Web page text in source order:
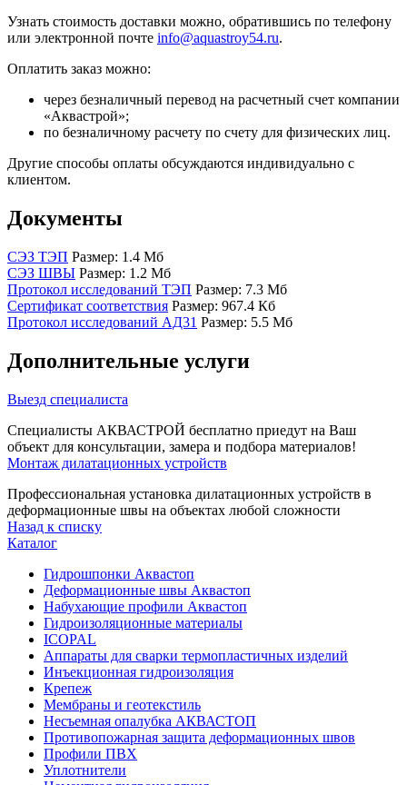
Узнать стоимость доставки можно, обратившись по телефону
или электронной почте info@aquastroy54.ru.
Оплатить заказ можно:
через безналичный перевод на расчетный счет компании
«Аквастрой»;
по безналичному расчету по счету для физических лиц.
Другие способы оплаты обсуждаются индивидуально с
клиентом.
Документы
СЭЗ ТЭП Размер: 1.4 Мб
СЭЗ ШВЫ Размер: 1.2 Мб
Протокол исследований ТЭП Размер: 7.3 Мб
Сертификат соответствия Размер: 967.4 Кб
Протокол исследований АД31 Размер: 5.5 Мб
Дополнительные услуги
Выезд специалиста
Специалисты АКВАСТРОЙ бесплатно приедут на Ваш
объект для консультации, замера и подбора материалов!
Монтаж дилатационных устройств
Профессиональная установка дилатационных устройств в
деформационные швы на объектах любой сложности
Назад к списку
Каталог
Гидрошпонки Аквастоп
Деформационные швы Аквастоп
Набухающие профили Аквастоп
Гидроизоляционные материалы
ICOPAL
Аппараты для сварки термопластичных изделий
Инъекционная гидроизоляция
Крепеж
Мембраны и геотекстиль
Несъемная опалубка АКВАСТОП
Противопожарная защита деформационных швов
Профили ПВХ
Уплотнители